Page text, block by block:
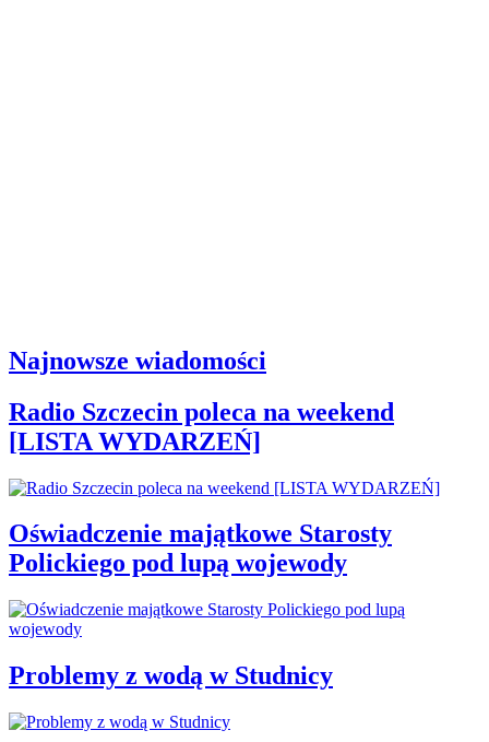
Najnowsze wiadomości
Radio Szczecin poleca na weekend
[LISTA WYDARZEŃ]
Oświadczenie majątkowe Starosty
Polickiego pod lupą wojewody
Problemy z wodą w Studnicy